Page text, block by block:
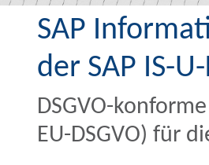
SAP
der SAP IS-
DSGVO-
EU-DSGVO) für